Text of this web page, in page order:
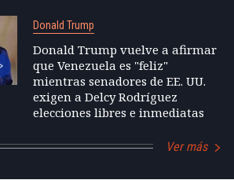
Donald Trump
Donald Trump vuelve a afirmar
que Venezuela es "feliz"
mientras senadores de EE. UU.
exigen a Delcy Rodríguez
elecciones libres e inmediatas
Ver más